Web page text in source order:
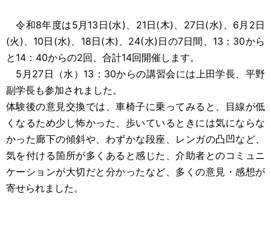
令和8年度は5月13日(水)、21日(木)、27日(水) 、6月2日
(火)、10日(水)、18日(木)、24(水)日の7日間、13：30から
と14：40からの2回、合計14回開催します。
5月27日（水）13：30からの講習会には上田学長、平野
副学長も参加されました。
体験後の意見交換では、車椅子に乗ってみると、目線が低
くなるため少し怖かった、歩いているときには気にならな
かった廊下の傾斜や、わずかな段座、レンガの凸凹など、
気を付ける箇所が多くあると感じた、介助者とのコミュニ
ケーションが大切だと分かったなど、多くの意見・感想が
寄せられました。